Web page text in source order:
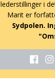
lederstillinger i
Marit er
Sydpolen.